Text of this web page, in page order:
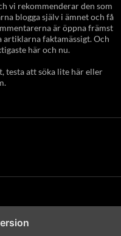
vi rekommenderar den som
blogga själv i ämnet och få
är öppna främst
faktamässigt. Och
här och nu.
testa att söka lite här eller